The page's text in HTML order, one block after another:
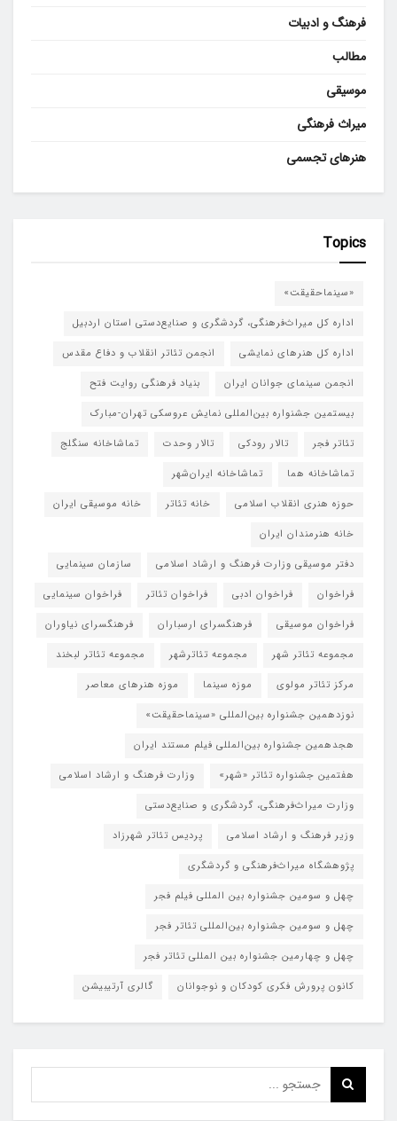
فرهنگ و ادبیات
مطالب
موسیقی
میراث فرهنگی
هنرهای تجسمی
Topics
«سینماحقیقت»
اداره کل میراث‌فرهنگی، گردشگری و صنایع‌دستی استان اردبیل
اداره کل هنرهای نمایشی
انجمن تئاتر انقلاب و دفاع مقدس
انجمن سینمای جوانان ایران
بنیاد فرهنگی روایت فتح
بیستمین جشنواره بین‌المللی نمایش عروسکی تهران-مبارک
تئاتر فجر
تالار رودکی تالار وحدت
تماشاخانه سنگلج
تماشاخانه هما
تماشاخانه‌ ایران‌شهر
حوزه هنری انقلاب اسلامی
خانه تئاتر
خانه موسیقی ایران
خانه هنرمندان ایران
دفتر موسیقی وزارت فرهنگ و ارشاد اسلامی
سازمان سینمایی
فراخوان
فراخوان ادبی فراخوان تئاتر
فراخوان سینمایی
فراخوان موسیقی
فرهنگسرای ارسباران
فرهنگسرای نیاوران
مجموعه تئاتر شهر
مجموعه تئاترشهر
مجموعه تئاتر لبخند
مرکز تئاتر مولوی
موزه سینما
موزه هنرهای معاصر
نوزدهمین جشنواره بین‌المللی «سینماحقیقت»
هجدهمین جشنواره بین‌المللی فیلم مستند ایران
هفتمین جشنواره تئاتر «شهر»
وزارت فرهنگ و ارشاد اسلامی
وزارت میراث‌فرهنگی، گردشگری و صنایع‌دستی
وزیر فرهنگ و ارشاد اسلامی
پردیس تئاتر شهرزاد
پژوهشگاه میراث‌فرهنگی و گردشگری
چهل و سومین جشنواره بین المللی فیلم فجر
چهل و سومین جشنواره بین‌المللی تئاتر فجر
چهل و چهارمین جشنواره بین المللی تئاتر فجر
کانون پرورش فکری کودکان و نوجوانان
گالری آرتیبیشن